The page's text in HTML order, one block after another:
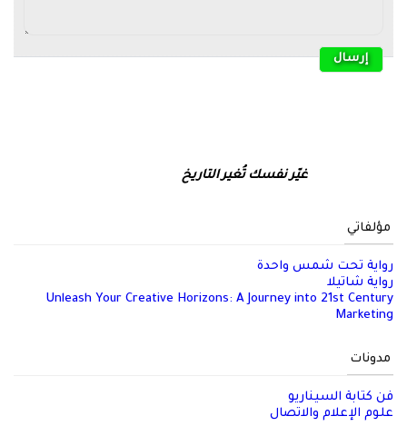
غيّر نفسك تُغير التاريخ
مؤلفاتي
رواية تحت شمس واحدة
رواية شاتيلا
Unleash Your Creative Horizons: A Journey into 21st Century
Marketing
مدونات
فن كتابة السيناريو
علوم الإعلام والاتصال